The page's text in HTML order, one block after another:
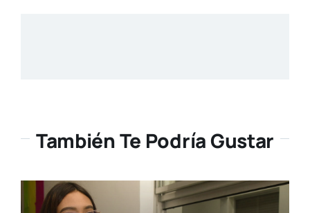
También Te Podría Gustar